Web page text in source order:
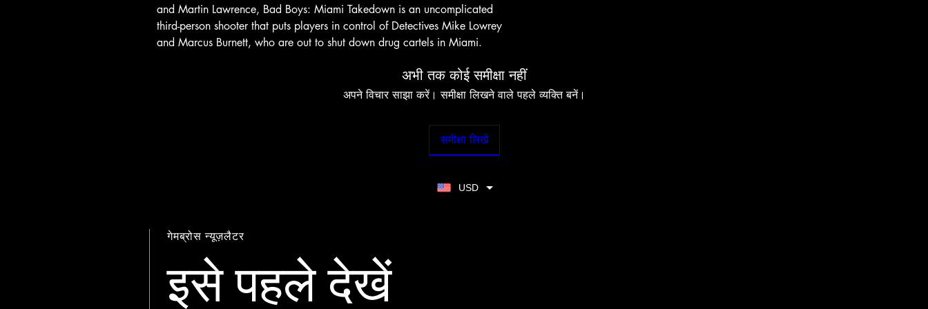
and Martin Lawrence, Bad Boys: Miami Takedown is an uncomplicated
third-person shooter that puts players in control of Detectives Mike Lowrey
and Marcus Burnett, who are out to shut down drug cartels in Miami.
अभी तक कोई समीक्षा नहीं
अपने विचार साझा करें। समीक्षा लिखने वाले पहले व्यक्ति बनें।
समीक्षा लिखें
USD
गेमब्रोस न्यूज़लैटर
इसे पहले देखें